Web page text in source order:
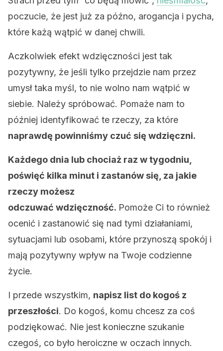
poczucie, że jest już za późno, arogancja i pycha,
które każą wątpić w danej chwili.
Aczkolwiek efekt wdzięczności jest tak
pozytywny, że jeśli tylko przejdzie nam przez
umysł taka myśl, to nie wolno nam wątpić w
siebie. Należy spróbować. Pomaże nam to
później identyfikować te rzeczy, za które
naprawdę powinniśmy czuć się wdzięczni.
Każdego dnia lub chociaż raz w tygodniu,
poświęć kilka minut i zastanów się, za jakie
rzeczy możesz
odczuwać wdzięczność. Pomoże Ci to również
ocenić i zastanowić się nad tymi działaniami,
sytuacjami lub osobami, które przynoszą spokój i
mają pozytywny wpływ na Twoje codzienne
życie.
I przede wszystkim, napisz list do kogoś z
przeszłości. Do kogoś, komu chcesz za coś
podziękować. Nie jest konieczne szukanie
czegoś, co było heroiczne w oczach innych.